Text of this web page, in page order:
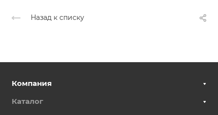
Назад к списку
Компания
Каталог